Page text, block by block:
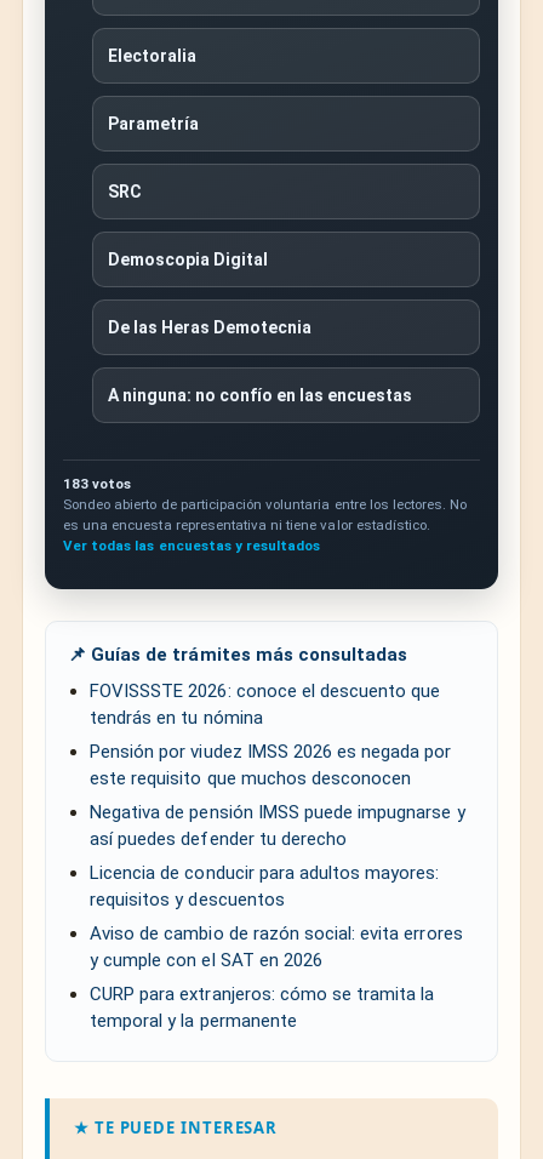
Electoralia
Parametría
SRC
Demoscopia Digital
De las Heras Demotecnia
A ninguna: no confío en las encuestas
183 votos
Sondeo abierto de participación voluntaria entre los lectores. No
es una encuesta representativa ni tiene valor estadístico.
Ver todas las encuestas y resultados
📌 Guías de trámites más consultadas
FOVISSSTE 2026: conoce el descuento que
tendrás en tu nómina
Pensión por viudez IMSS 2026 es negada por
este requisito que muchos desconocen
Negativa de pensión IMSS puede impugnarse y
así puedes defender tu derecho
Licencia de conducir para adultos mayores:
requisitos y descuentos
Aviso de cambio de razón social: evita errores
y cumple con el SAT en 2026
CURP para extranjeros: cómo se tramita la
temporal y la permanente
★ TE PUEDE INTERESAR